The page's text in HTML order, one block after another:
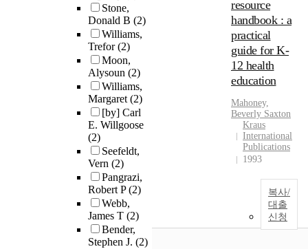
Stone,
Donald B (2)
Williams,
Trefor(2)
Moon,
Alysoun (2)
Williams,
Margaret(2)
[by] Carl
E. Willgoose
(2)
Seefeldt,
Vern (2)
Pangrazi,
Robert P(2)
Webb,
James T (2)
Bender,
Stephen J. (2)
resource
handbook : a
practical
guide for K-
12 health
education
Mahoney,
Beverly Saxton
Kraus
International
Publications
1993
복사/
대출
신청